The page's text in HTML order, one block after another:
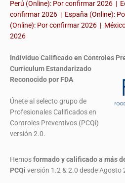
Perú (Online): Por confirmar 2026 |
confirmar 2026 | España (Online):
(Online): Por confirmar 2026 |
2026
Individuo Calificado en Controles
Curriculum Estandarizado
Reconocido por FDA
Únete al selecto grupo de
Profesionales Calificados en
Controles Preventivos (PCQi)
versión 2.0.
Hemosformado y calificado a más
PCQi versión 1.2 & 2.0 desde Agosto